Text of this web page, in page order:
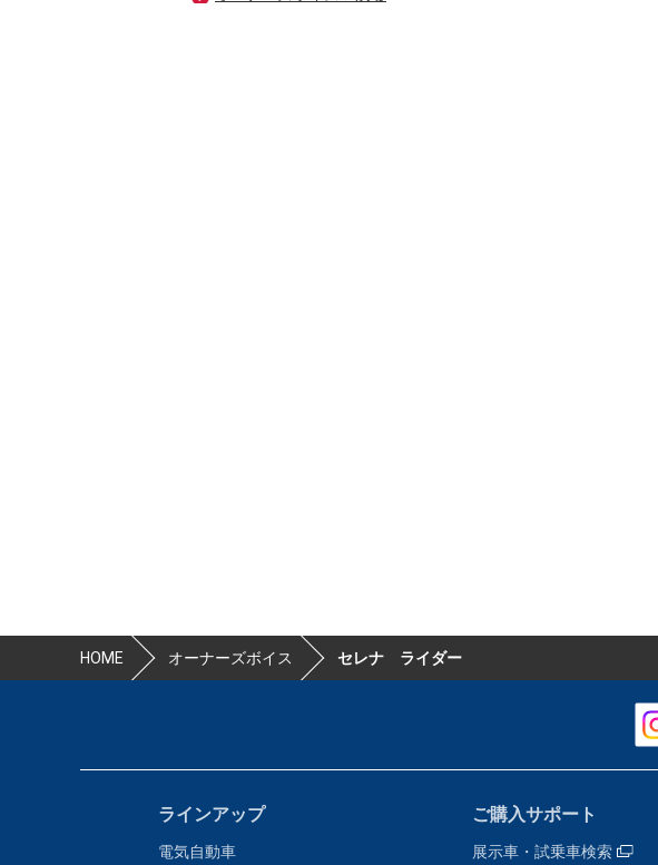
HOME オーナーズボイス セレナ ライダー
ラインアップ
電気自動車
ご購入サポート
展示車・試乗車検索